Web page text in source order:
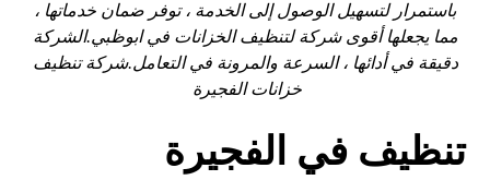
باستمرار لتسهيل الوصول إلى الخدمة ، توفر ضمان خدماتها ،
مما يجعلها أقوى شركة لتنظيف الخزانات في ابوظبي.الشركة
دقيقة في أدائها ، السرعة والمرونة في التعامل.شركة تنظيف
خزانات الفجيرة
تنظيف في الفجيرة